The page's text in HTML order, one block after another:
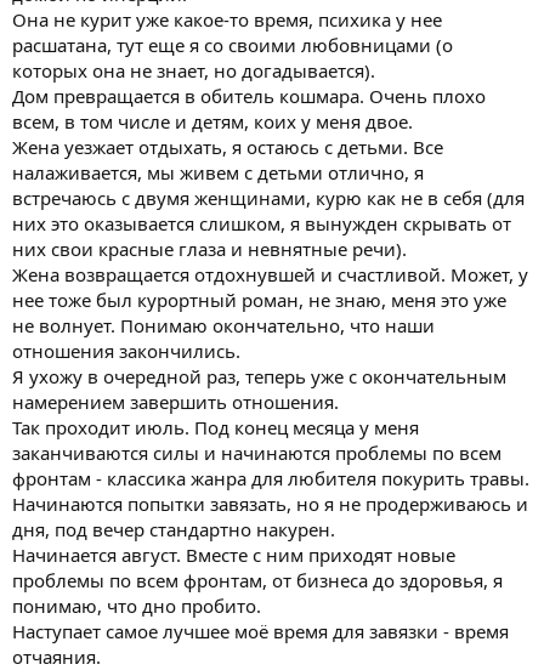
Она не курит уже какое-то время, психика у нее
расшатана, тут еще я со своими любовницами (о
которых она не знает, но догадывается).
Дом превращается в обитель кошмара. Очень плохо
всем, в том числе и детям, коих у меня двое.
Жена уезжает отдыхать, я остаюсь с детьми. Все
налаживается, мы живем с детьми отлично, я
встречаюсь с двумя женщинами, курю как не в себя (для
них это оказывается слишком, я вынужден скрывать от
них свои красные глаза и невнятные речи).
Жена возвращается отдохнувшей и счастливой. Может, у
нее тоже был курортный роман, не знаю, меня это уже
не волнует. Понимаю окончательно, что наши
отношения закончились.
Я ухожу в очередной раз, теперь уже с окончательным
намерением завершить отношения.
Так проходит июль. Под конец месяца у меня
заканчиваются силы и начинаются проблемы по всем
фронтам - классика жанра для любителя покурить травы.
Начинаются попытки завязать, но я не продерживаюсь и
дня, под вечер стандартно накурен.
Начинается август. Вместе с ним приходят новые
проблемы по всем фронтам, от бизнеса до здоровья, я
понимаю, что дно пробито.
Наступает самое лучшее моё время для завязки - время
отчаяния.